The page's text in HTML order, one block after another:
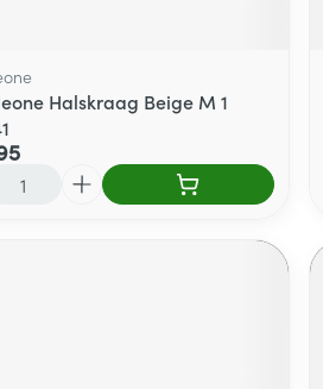
Halskraag Beige M 1